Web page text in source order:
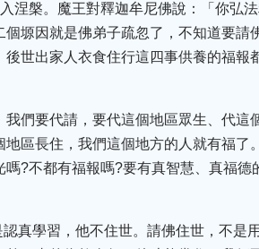
涅槃。魔王對釋迦牟尼佛說：「你弘
塬因就是佛弟子疏忽了，不知道要請
世出家人衣食住行這四事供養的福報
們要代請，要代這個地區眾生、代這
區長住，我們這個地方的人就有福了
?不都有福報嗎?要有真智慧、真福德
真學習，他不住世。請佛住世，不是